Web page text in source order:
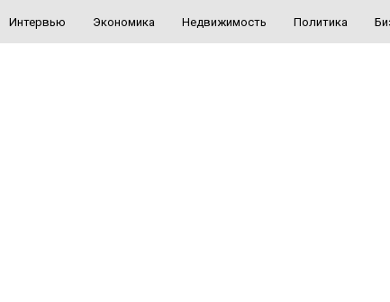
Интервью Экономика Недвижимость Политика